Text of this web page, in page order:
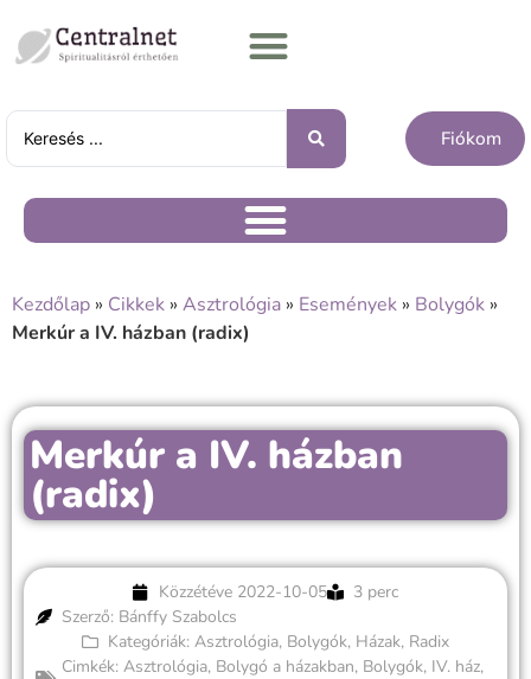
Fiókom
Kezdőlap » Cikkek » Asztrológia » Események » Bolygók »
Merkúr a IV. házban (radix)
Merkúr a IV. házban
(radix)
Közzétéve 2022-10-05
3 perc
Szerző: Bánffy Szabolcs
Kategóriák: Asztrológia, Bolygók, Házak, Radix
Cimkék: Asztrológia, Bolygó a házakban, Bolygók, IV. ház,